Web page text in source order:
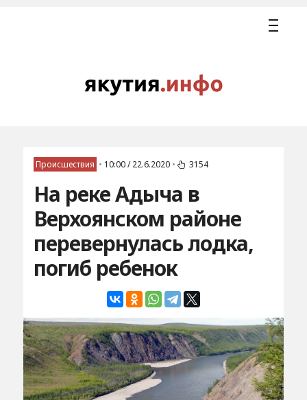
Происшествия • 10:00 / 22.6.2020 • 3154
На реке Адыча в
Верхоянском районе
перевернулась лодка,
погиб ребенок